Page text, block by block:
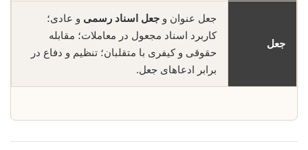
جعل
جعل عنوان و جعل اسناد رسمی و عادی؛
کاربرد اسناد مجعول در معاملات؛ مقابله
حقوقی و کیفری با متقلبان؛ تنظیم و دفاع در
برابر ادعاهای جعل.